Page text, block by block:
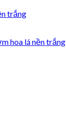
hoa lá nền trắng